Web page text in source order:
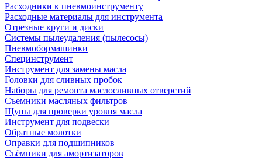
Расходники к пневмоинструменту
Расходные материалы для инструмента
Отрезные круги и диски
Системы пылеудаления (пылесосы)
Пневмобормашинки
Специнструмент
Инструмент для замены масла
Головки для сливных пробок
Наборы для ремонта маслосливных отверстий
Съемники масляных фильтров
Щупы для проверки уровня масла
Инструмент для подвески
Обратные молотки
Оправки для подшипников
Съёмники для амортизаторов